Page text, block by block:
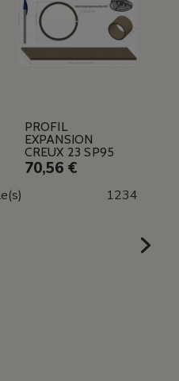
PROFIL
EXPANSION
CREUX 23 SP95
70,56 €
1234